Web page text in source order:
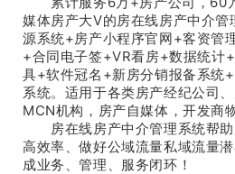
媒体房产大V的房在线房产中介管
源系统+房产小程序官网+客资管
+合同电子签+VR看房+数据统计
具+软件冠名+新房分销报备系统
系统。适用于各类房产经纪公司
MCN机构，房产自媒体，开发商
房在线房产中介管理系统帮助
高效率、做好公域流量私域流量
成业务、管理、服务闭环！